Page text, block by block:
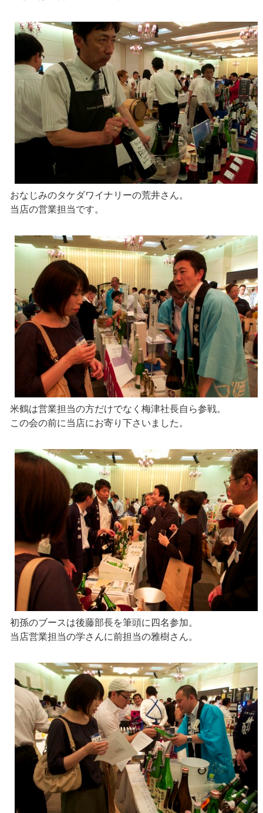
おなじみのタケダワイナリーの荒井さん。
当店の営業担当です。
米鶴は営業担当の方だけでなく梅津社長自ら参戦。
この会の前に当店にお寄り下さいました。
初孫のブースは後藤部長を筆頭に四名参加。
当店営業担当の学さんに前担当の雅樹さん。